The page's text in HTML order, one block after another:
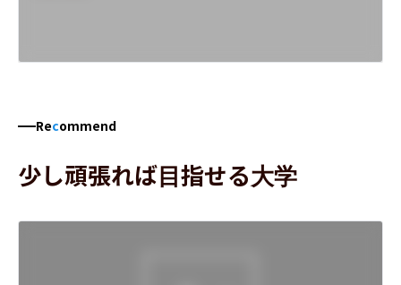
Recommend
少し頑張れば目指せる大学